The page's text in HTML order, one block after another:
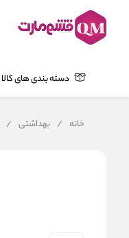
دسته بندی های کالا
خانه / بهداشتی /